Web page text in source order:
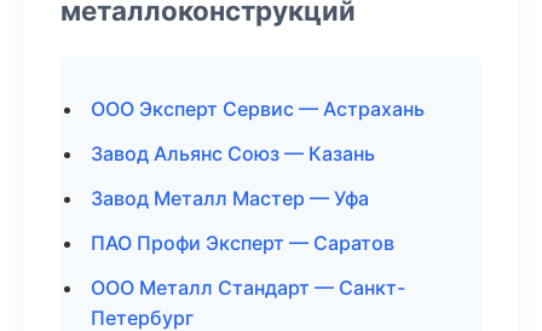
металлоконструкций
ООО Эксперт Сервис — Астрахань
Завод Альянс Союз — Казань
Завод Металл Мастер — Уфа
ПАО Профи Эксперт — Саратов
ООО Металл Стандарт — Санкт-
Петербург